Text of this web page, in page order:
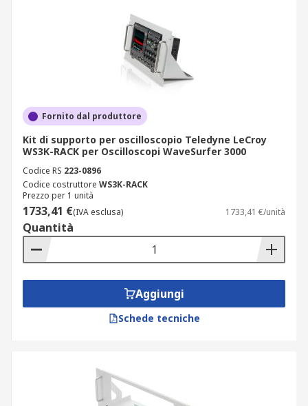
Fornito dal produttore
Kit di supporto per oscilloscopio Teledyne LeCroy
WS3K-RACK per Oscilloscopi WaveSurfer 3000
Codice RS 223-0896
Codice costruttore WS3K-RACK
Prezzo per 1 unità
1733,41 €(IVA esclusa) 1733,41 €/unità
Quantità
Aggiungi
Schede tecniche